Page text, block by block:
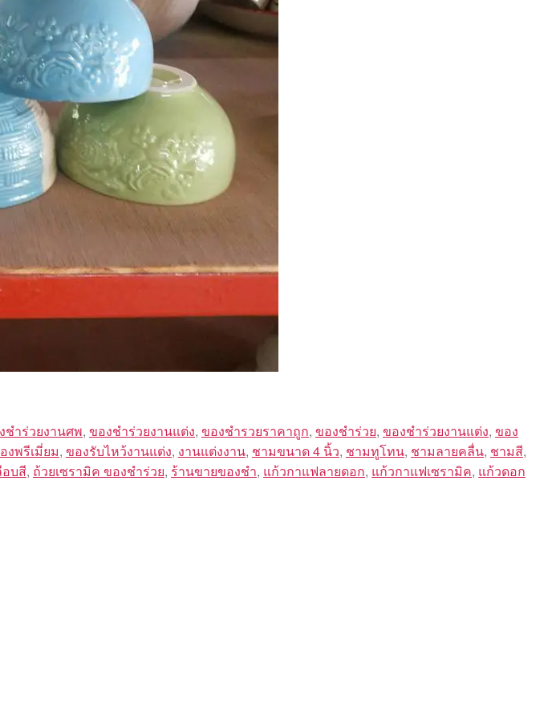
ชำร่วยงานศพ, ของชำร่วยงานแต่ง, ของชำรวยราคาถูก, ของชําร่วย, ของชําร่วยงานแต่ง, ของ
งพรีเมี่ยม, ของรับไหว้งานแต่ง, งานแต่งงาน, ชามขนาด 4 นิ้ว, ชามทูโทน, ชามลายคลื่น, ชามสี,
อบสี, ถ้วยเซรามิค ของชำร่วย, ร้านขายของชํา, แก้วกาแฟลายดอก, แก้วกาแฟเซรามิค, แก้วดอก